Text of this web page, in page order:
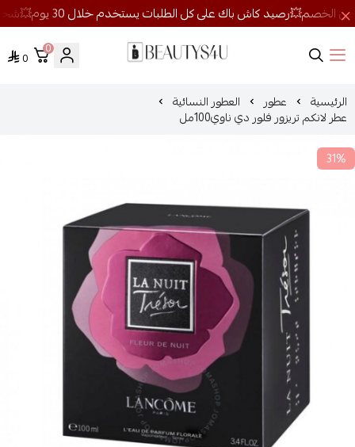
روائح الجمال
0
0
الرئيسية عطور العطور النسائية
عطر لانكم تريزور فلور دي ناوي100مل
31%